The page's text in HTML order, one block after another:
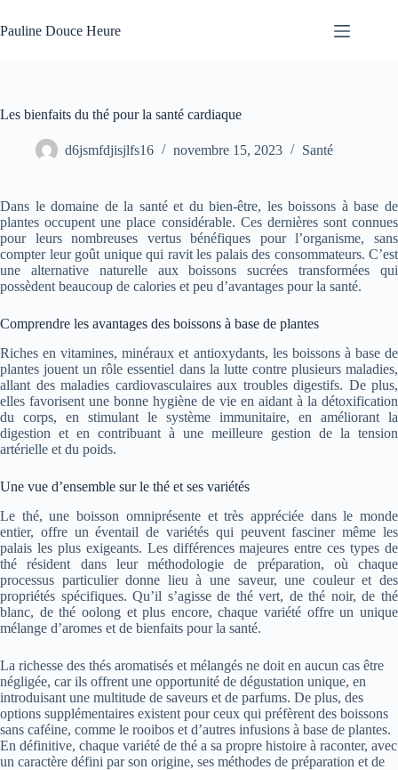
au
contenu
Pauline Douce Heure
Les bienfaits du thé pour la santé cardiaque
d6jsmfdjisjlfs16 novembre 15, 2023 Santé
Dans le domaine de la santé et du bien-être, les boissons à base de
plantes occupent une place considérable. Ces dernières sont connues
pour leurs nombreuses vertus bénéfiques pour l’organisme, sans
compter leur goût unique qui ravit les palais des consommateurs. C’est
une alternative naturelle aux boissons sucrées transformées qui
possèdent beaucoup de calories et peu d’avantages pour la santé.
Comprendre les avantages des boissons à base de plantes
Riches en vitamines, minéraux et antioxydants, les boissons à base de
plantes jouent un rôle essentiel dans la lutte contre plusieurs maladies,
allant des maladies cardiovasculaires aux troubles digestifs. De plus,
elles favorisent une bonne hygiène de vie en aidant à la détoxification
du corps, en stimulant le système immunitaire, en améliorant la
digestion et en contribuant à une meilleure gestion de la tension
artérielle et du poids.
Une vue d’ensemble sur le thé et ses variétés
Le thé, une boisson omniprésente et très appréciée dans le monde
entier, offre un éventail de variétés qui peuvent fasciner même les
palais les plus exigeants. Les différences majeures entre ces types de
thé résident dans leur méthodologie de préparation, où chaque
processus particulier donne lieu à une saveur, une couleur et des
propriétés spécifiques. Qu’il s’agisse de thé vert, de thé noir, de thé
blanc, de thé oolong et plus encore, chaque variété offre un unique
mélange d’aromes et de bienfaits pour la santé.
La richesse des thés aromatisés et mélangés ne doit en aucun cas être
négligée, car ils offrent une opportunité de dégustation unique, en
introduisant une multitude de saveurs et de parfums. De plus, des
options supplémentaires existent pour ceux qui préfèrent des boissons
sans caféine, comme le rooibos et d’autres infusions à base de plantes.
En définitive, chaque variété de thé a sa propre histoire à raconter, avec
un caractère défini par son origine, ses méthodes de préparation et de